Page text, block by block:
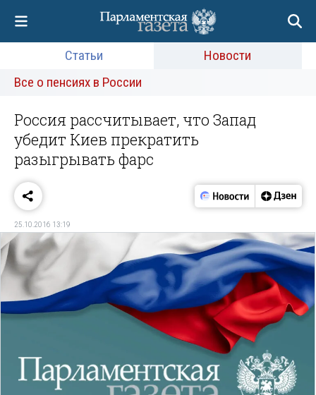
Статьи
Новости
Все о пенсиях в России
Россия рассчитывает, что Запад
убедит Киев прекратить
разыгрывать фарс
25.10.2016 13:19